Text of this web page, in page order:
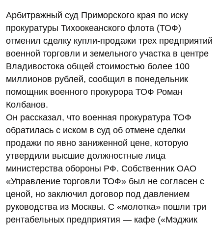
Арбитражный суд Приморского края по иску
прокуратуры Тихоокеанского флота (ТОФ)
отменил сделку купли-продажи трех предприятий
военной торговли и земельного участка в центре
Владивостока общей стоимостью более 100
миллионов рублей, сообщил в понедельник
помощник военного прокурора ТОФ Роман
Колбанов.
Он рассказал, что военная прокуратура ТОФ
обратилась с иском в суд об отмене сделки
продажи по явно заниженной цене, которую
утвердили высшие должностные лица
министерства обороны РФ. Собственник ОАО
«Управление торговли ТОФ» был не согласен с
ценой, но заключил договор под давлением
руководства из Москвы. С «молотка» пошли три
рентабельных предприятия — кафе («Мэджик